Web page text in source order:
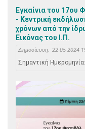
Εγκαίνια του 17ου
- Κεντρική
χρόνων από την
Εικόνας του Ι.Π.
Δημοσίευση: 22-05-2024
Σημαντική Ημερομηνία: